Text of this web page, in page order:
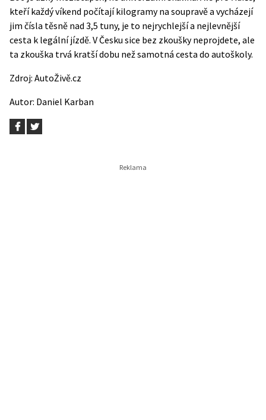
kteří každý víkend počítají kilogramy na soupravě a vycházejí
jim čísla těsně nad 3,5 tuny, je to nejrychlejší a nejlevnější
cesta k legální jízdě. V Česku sice bez zkoušky neprojdete, ale
ta zkouška trvá kratší dobu než samotná cesta do autoškoly.
Zdroj: AutoŽivě.cz
Autor: Daniel Karban